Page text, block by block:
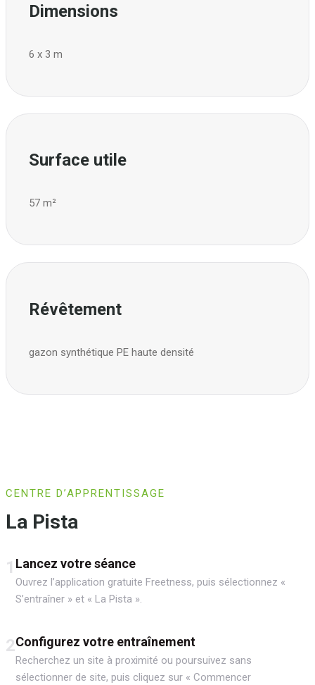
Dimensions
6 x 3 m
Surface utile
57 m²
Révêtement
gazon synthétique PE haute densité
CENTRE D’APPRENTISSAGE
La Pista
1 Lancez votre séance
Ouvrez l’application gratuite Freetness, puis sélectionnez «
S’entraîner » et « La Pista ».
2Configurez votre entraînement
Recherchez un site à proximité ou poursuivez sans
sélectionner de site, puis cliquez sur « Commencer